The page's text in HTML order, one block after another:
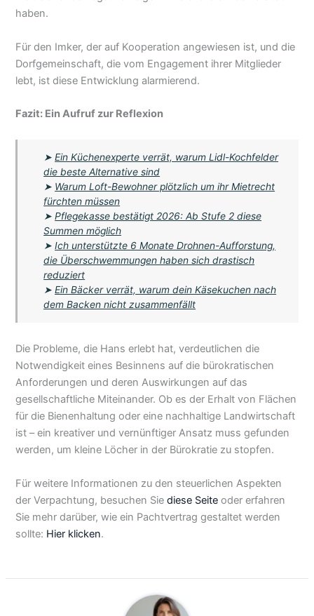
haben.
Für den Imker, der auf Kooperation angewiesen ist, und die
Dorfgemeinschaft, die vom Engagement ihrer Mitglieder
lebt, ist diese Entwicklung alarmierend.
Fazit: Ein Aufruf zur Reflexion
➤Ein Küchenexperte verrät, warum Lidl-Kochfelder
die beste Alternative sind
➤ Warum Loft-Bewohner plötzlich um ihr Mietrecht
fürchten müssen
➤Pflegekasse bestätigt 2026: Ab Stufe 2 diese
Summen möglich
➤Ich unterstützte 6 Monate Drohnen-Aufforstung,
die Überschwemmungen haben sich drastisch
reduziert
➤Ein Bäcker verrät, warum dein Käsekuchen nach
dem Backen nicht zusammenfällt
Die Probleme, die Hans erlebt hat, verdeutlichen die
Notwendigkeit eines Besinnens auf die bürokratischen
Anforderungen und deren Auswirkungen auf das
gesellschaftliche Miteinander. Ob es der Erhalt von Flächen
für die Bienenhaltung oder eine nachhaltige Landwirtschaft
ist – ein kreativer und vernünftiger Ansatz muss gefunden
werden, um kleine Löcher in der Bürokratie zu stopfen.
Für weitere Informationen zu den steuerlichen Aspekten
der Verpachtung, besuchen Siediese Seite oder erfahren
Sie mehr darüber, wie ein Pachtvertrag gestaltet werden
sollte: Hier klicken.